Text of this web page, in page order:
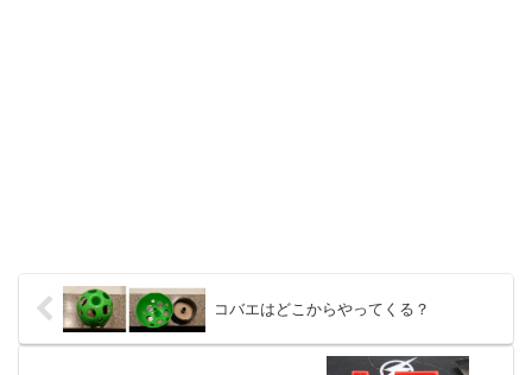
コバエはどこからやってくる？